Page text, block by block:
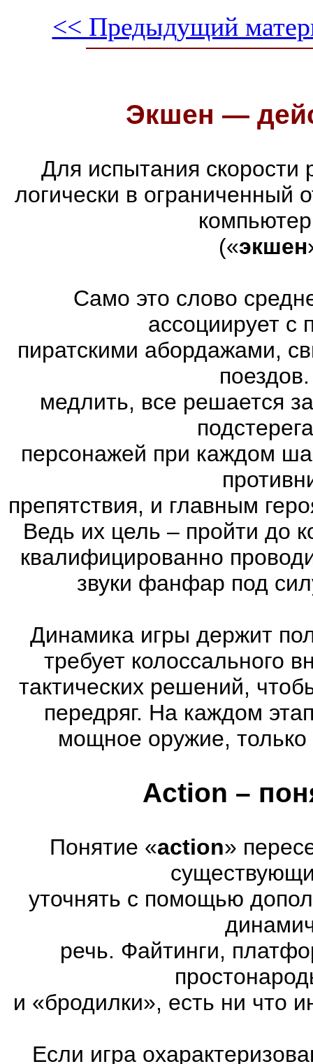
<< Предыдущий
Экшен —
Для испытания скорости
логически в ограниченный
(«экшен
Само это слово
ассоциирует с
пиратскими абордажами,
медлить, все решается
персонажей при каждом
препятствия, и главным
Ведь их цель – пройти до
квалифицированно
звуки фанфар под
Динамика игры держит
требует колоссального
тактических решений,
передряг. На каждом
мощное оружие, только
Action –
Понятие «action»
уточнять с помощью
речь. Файтинги,
и «бродилки», есть ни что
Если игра